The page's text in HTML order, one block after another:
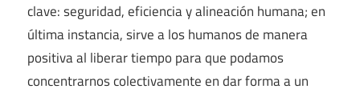
clave: seguridad, eficiencia y alineación humana; en
última instancia, sirve a los humanos de manera
positiva al liberar tiempo para que podamos
concentrarnos colectivamente en dar forma a un